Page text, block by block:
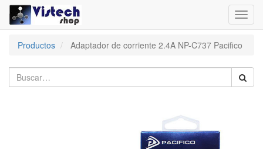
Productos
Adaptador de corriente 2.4A NP-C737 Pacifico